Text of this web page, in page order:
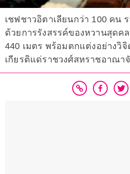
เชฟชาวอิตาเลียนกว่า 100 คน
ด้วยการรังสรรค์ของหวานสุดค
440 เมตร พร้อมตกแต่งอย่างวิจิ
เกียรติแด่ราชวงศ์สหราชอาณา